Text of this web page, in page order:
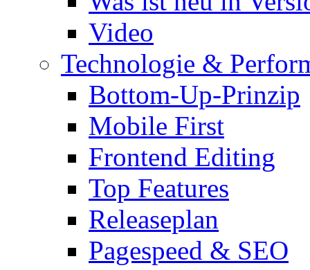
Video
Technologie &
Bottom-Up-Prinzip
Mobile First
Frontend Editing
Top Features
Releaseplan
Pagespeed & SEO